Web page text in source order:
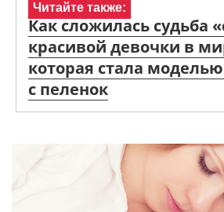
Читайте также:
Как сложилась судьба
красивой девочки в
которая стала
с пеленок